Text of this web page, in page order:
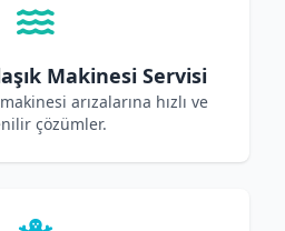
Makinesi Servisi
arızalarına hızlı ve
çözümler.